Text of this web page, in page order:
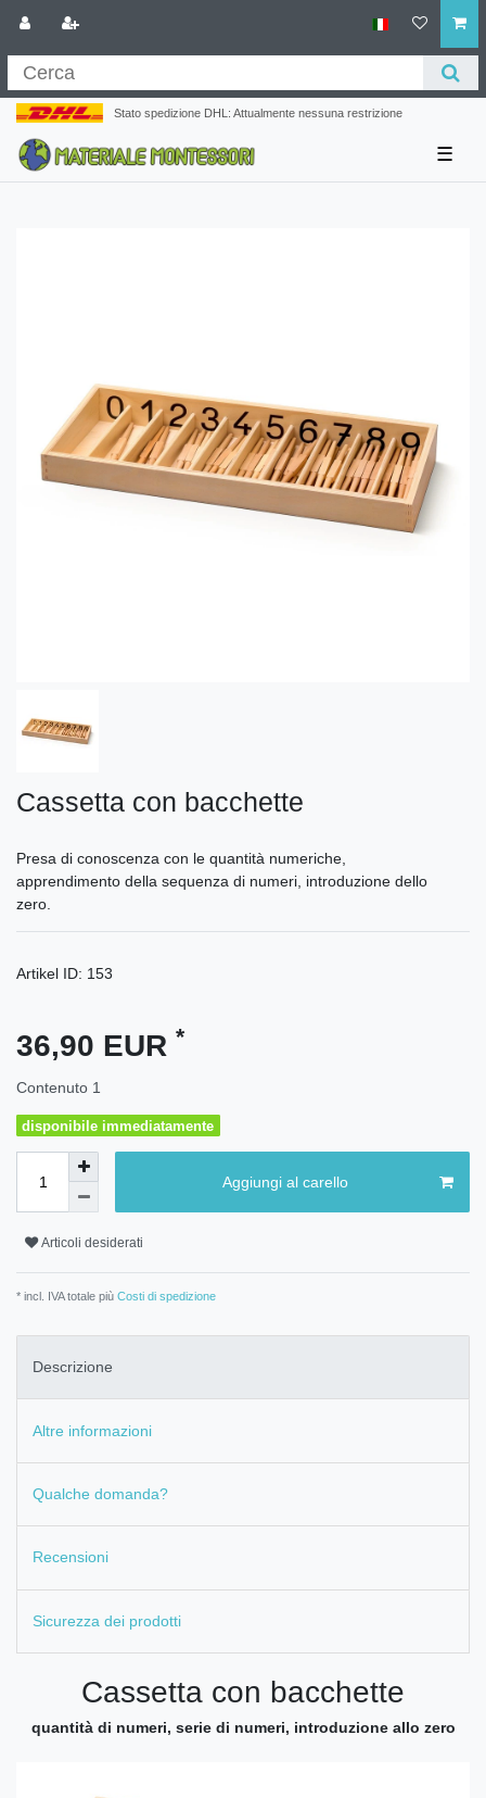
Stato spedizione DHL: Attualmente nessuna restrizione
☰
Cassetta con bacchette
Presa di conoscenza con le quantità numeriche,
apprendimento della sequenza di numeri, introduzione dello
zero.
Artikel ID: 153
36,90 EUR *
Contenuto 1
disponibile immediatamente
Aggiungi al carello
Articoli desiderati
* incl. IVA totale più Costi di spedizione
Descrizione
Altre informazioni
Qualche domanda?
Recensioni
Sicurezza dei prodotti
Cassetta con bacchette
quantità di numeri, serie di numeri, introduzione allo zero